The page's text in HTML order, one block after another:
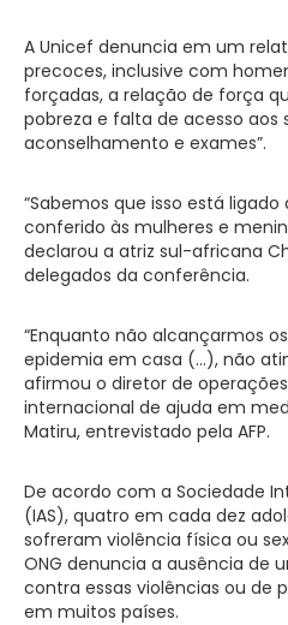
A Unicef denuncia em um
precoces, inclusive com
forçadas, a relação de força
pobreza e falta de acesso aos
aconselhamento e exames”.
“Sabemos que isso está
conferido às mulheres e
declarou a atriz sul-africana
delegados da conferência.
“Enquanto não alcançarmos
epidemia em casa (…), não
afirmou o diretor de
internacional de ajuda em
Matiru, entrevistado pela AFP.
De acordo com a Sociedade
(IAS), quatro em cada dez
sofreram violência física ou
ONG denuncia a ausência de
contra essas violências ou de
em muitos países.